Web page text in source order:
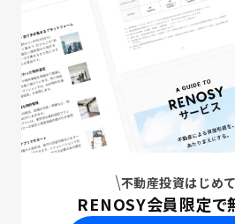
不動産投資はじめ
RENOSY会員限定で